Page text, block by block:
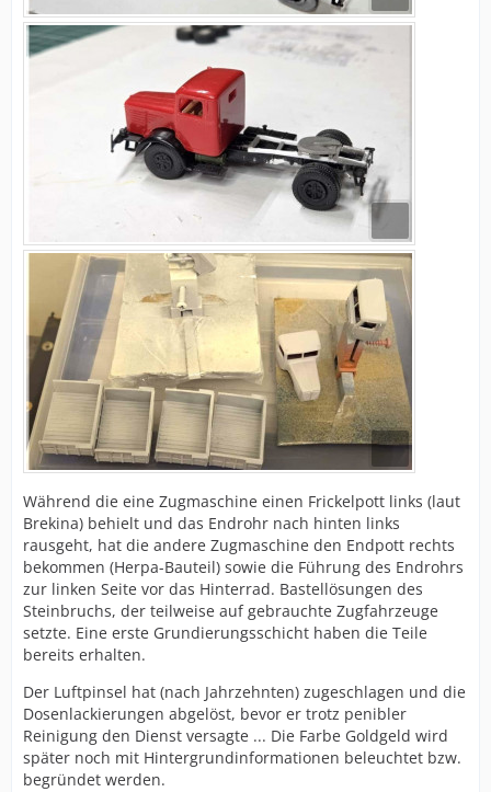
Während die eine Zugmaschine einen Frickelpott links (laut
Brekina) behielt und das Endrohr nach hinten links
rausgeht, hat die andere Zugmaschine den Endpott rechts
bekommen (Herpa-Bauteil) sowie die Führung des Endrohrs
zur linken Seite vor das Hinterrad. Bastellösungen des
Steinbruchs, der teilweise auf gebrauchte Zugfahrzeuge
setzte. Eine erste Grundierungsschicht haben die Teile
bereits erhalten.
Der Luftpinsel hat (nach Jahrzehnten) zugeschlagen und die
Dosenlackierungen abgelöst, bevor er trotz penibler
Reinigung den Dienst versagte ... Die Farbe Goldgeld wird
später noch mit Hintergrundinformationen beleuchtet bzw.
begründet werden.